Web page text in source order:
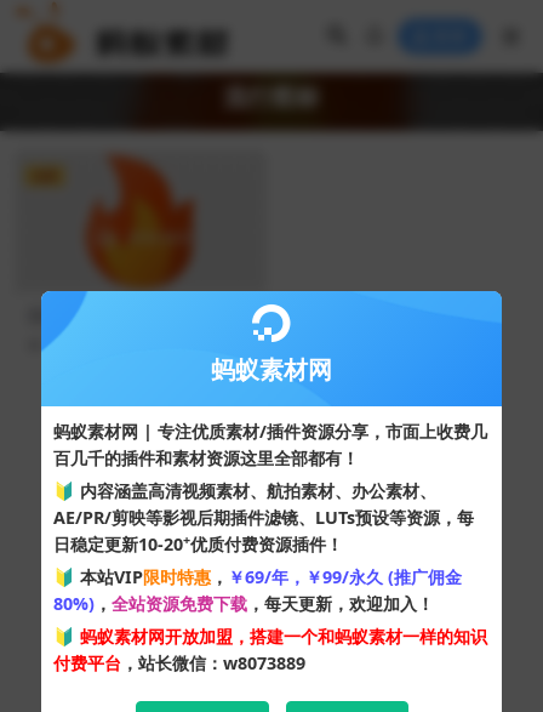
流行图标
流行图标红黄色火焰fire-YMG
zG9
70
Copyright © 2024 蚂蚁素材网
- 版权所有 All rights reserved.
粤ICP备19095528号
XML网站地图HTML网站地图百度地图
SQL：41|Pages：0.35420s
蚂蚁素材网
蚂蚁素材网 | 专注优质素材/插件资源分享，市面上收费几
百几千的插件和素材资源这里全部都有！
🔰 内容涵盖高清视频素材、航拍素材、办公素材、
AE/PR/剪映等影视后期插件滤镜、LUTs预设等资源，每
日稳定更新10-20+优质付费资源插件！
🔰 本站VIP限时特惠 ， ￥69/年，￥99/永久 (推广佣金
80%) ， 全站资源免费下载 ，每天更新，欢迎加入！
🔰 蚂蚁素材网开放加盟，搭建一个和蚂蚁素材一样的知识
付费平台 ，站长微信：w8073889